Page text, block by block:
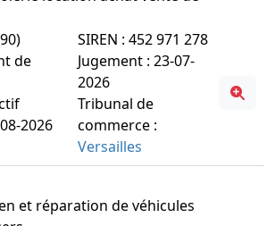
de
2026
SIREN : 452 971 278
Jugement : 23-07-
2026
Tribunal de
commerce :
Versailles
et réparation de véhicules